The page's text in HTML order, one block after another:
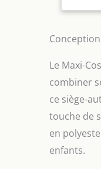
Le Maxi-
combiner
ce siège-
touche de
en
enfants.